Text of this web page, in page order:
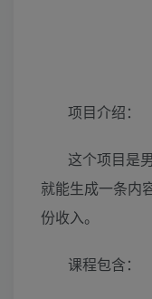
项目介绍：
这个项目是
就能生成一条内
份收入。
课程包含：